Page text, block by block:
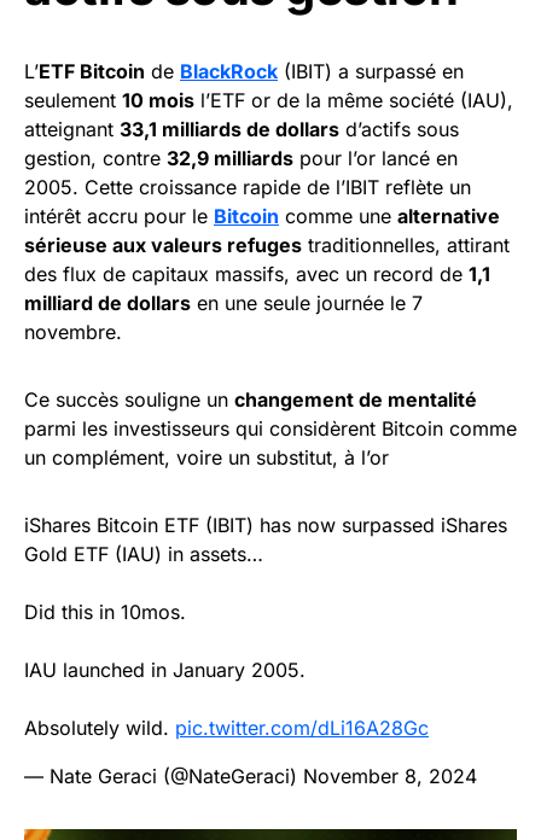
L’ETF Bitcoin de BlackRock (IBIT) a surpassé en
seulement 10 mois l’ETF or de la même société (IAU),
atteignant 33,1 milliards de dollars d’actifs sous
gestion, contre 32,9 milliards pour l’or lancé en
2005. Cette croissance rapide de l’IBIT reflète un
intérêt accru pour le Bitcoin comme une alternative
sérieuse aux valeurs refuges traditionnelles, attirant
des flux de capitaux massifs, avec un record de 1,1
milliard de dollars en une seule journée le 7
novembre.
Ce succès souligne un changement de mentalité
parmi les investisseurs qui considèrent Bitcoin comme
un complément, voire un substitut, à l’or
iShares Bitcoin ETF (IBIT) has now surpassed iShares
Gold ETF (IAU) in assets…
Did this in 10mos.
IAU launched in January 2005.
Absolutely wild. pic.twitter.com/dLi16A28Gc
— Nate Geraci (@NateGeraci) November 8, 2024